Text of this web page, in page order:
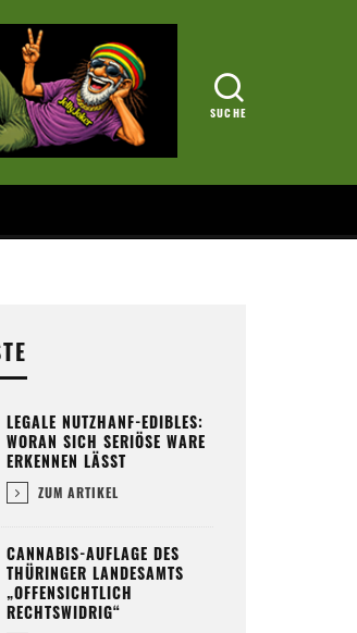
LEGALE NUTZHANF-EDIBLES:
WORAN SICH SERIÖSE WARE
ERKENNEN LÄSST
ZUM ARTIKEL
CANNABIS-AUFLAGE DES
THÜRINGER LANDESAMTS
„OFFENSICHTLICH
RECHTSWIDRIG“